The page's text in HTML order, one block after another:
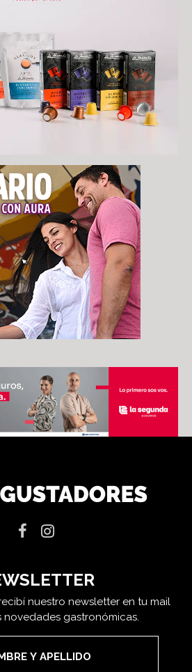
nuestro newsletter en tu mail
novedades gastronómicas.